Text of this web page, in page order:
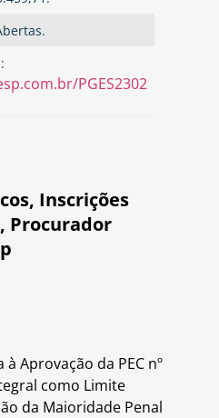
:
PGES2302
, Inscrições
, Procurador
Aprovação da PEC nº
como Limite
da Maioridade Penal